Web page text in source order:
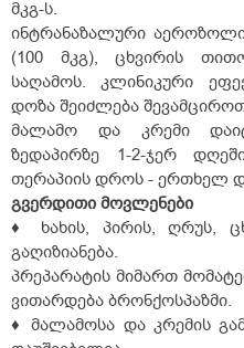
მკგ-ს.
ინტრანაზალური აეროზოლი
(100 მკგ), ცხვირის
საღამოს. კლინიკური
დოზა შეიძლება
მალამო და კრემი
ზედაპირზე 1-2-ჯერ
თერაპიის დროს - ერთხელ
გვერდითი მოვლენები
♦ ხახის, პირის, ღრუს,
გაღიზიანება.
პრეპარატის მიმართ
ვითარდება ბრონქოსპაზმი.
♦ მალამოსა და კრემის